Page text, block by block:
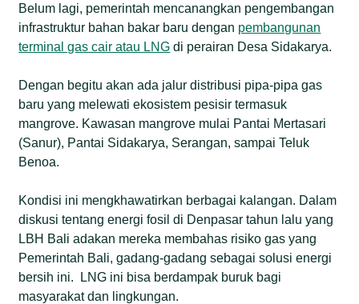
pemenuhan energi terbarukan lebih hijau di
komunitas. Dua desa di Bali, misal, sudah memulai.
Desa Adat Intaran Sanur menggunakan pembangkit
publik seperti balai banjar dan pasar tradisional.
Center of Economic and Law Studies (Celios)
bersama Greenpeace merilis laporan Indeks
energi di tingkat desa masih menghadapi tantangan
struktural. Indeks Kesiapan Transisi Energi Desa
(ETRI) menunjukkan, meskipun terdapat kemajuan
dalam tata kelola desa, keberlanjutan inisiatif energi
bersih dan kapasitas ekonomi lokal masih sangat
tidak merata antarwilayah.
Belum lagi, pemerintah mencanangkan pengembangan
infrastruktur bahan bakar baru dengan pembangunan
terminal gas cair atau LNG di perairan Desa Sidakarya.
Dengan begitu akan ada jalur distribusi pipa-pipa gas
baru yang melewati ekosistem pesisir termasuk
mangrove. Kawasan mangrove mulai Pantai Mertasari
(Sanur), Pantai Sidakarya, Serangan, sampai Teluk
Benoa.
Kondisi ini mengkhawatirkan berbagai kalangan. Dalam
diskusi tentang energi fosil di Denpasar tahun lalu yang
LBH Bali adakan mereka membahas risiko gas yang
Pemerintah Bali, gadang-gadang sebagai solusi energi
bersih ini. LNG ini bisa berdampak buruk bagi
masyarakat dan lingkungan.